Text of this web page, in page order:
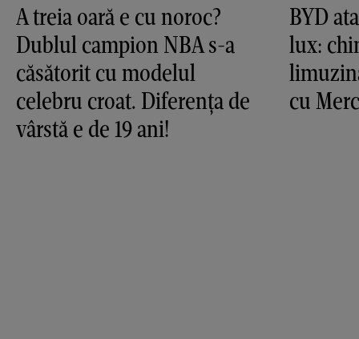
A treia oară e cu noroc?
Dublul campion NBA s-a
căsătorit cu modelul
celebru croat. Diferența de
vârstă e de 19 ani!
BYD
lux:
cu